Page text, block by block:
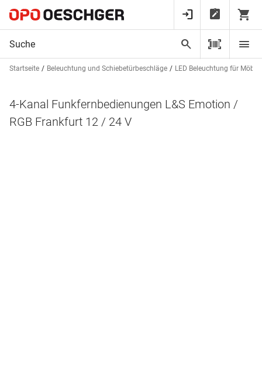
Startseite Beleuchtung und Schiebetürbeschläge LED Beleuchtung für
4-Kanal Funkfernbedienungen L&S Emotion /
RGB Frankfurt 12 / 24 V